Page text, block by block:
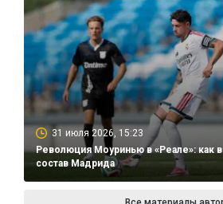
31 июля 2026, 15:23
Революция Моуринью в «Реале»: как
состав Мадрида